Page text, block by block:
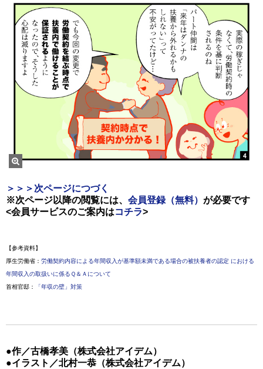
＞＞＞次ページにつづく
※次ページ以降の閲覧には、 会員登録（無料） が必要です
<会員サービスのご案内はコチラ>
【参考資料】
厚生労働省： 労働契約内容による年間収入が基準額未満である場合の被扶養者の認定 における
年間収入の取扱いに係るＱ＆Ａについて
首相官邸：
「年収の壁」対策
●作／古橋孝美（株式会社アイデム）
●イラスト／北村一恭（株式会社アイデム）